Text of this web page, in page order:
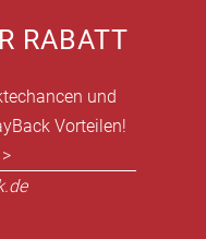
RABATT
und
Vorteilen!
>